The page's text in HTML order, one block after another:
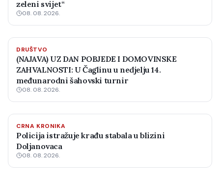
zeleni svijet“
08. 08. 2026.
DRUŠTVO
(NAJAVA) UZ DAN POBJEDE I DOMOVINSKE
ZAHVALNOSTI: U Čaglinu u nedjelju 14.
međunarodni šahovski turnir
08. 08. 2026.
CRNA KRONIKA
Policija istražuje krađu stabala u blizini
Doljanovaca
08. 08. 2026.